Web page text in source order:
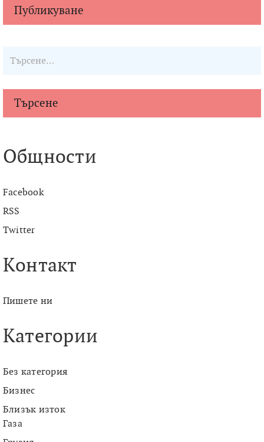
Търсене
Общности
Facebook
RSS
Twitter
Контакт
Пишете ни
Категории
Без категория
Бизнес
Близък изток
Газа